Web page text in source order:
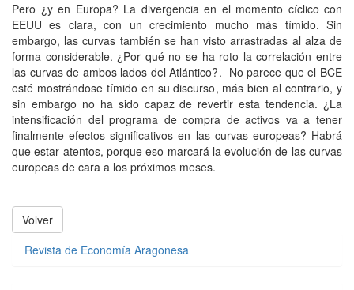
Pero ¿y en Europa? La divergencia en el momento cíclico con
EEUU es clara, con un crecimiento mucho más tímido. Sin
embargo, las curvas también se han visto arrastradas al alza de
forma considerable. ¿Por qué no se ha roto la correlación entre
las curvas de ambos lados del Atlántico?. No parece que el BCE
esté mostrándose tímido en su discurso, más bien al contrario, y
sin embargo no ha sido capaz de revertir esta tendencia. ¿La
intensificación del programa de compra de activos va a tener
finalmente efectos significativos en las curvas europeas? Habrá
que estar atentos, porque eso marcará la evolución de las curvas
europeas de cara a los próximos meses.
Volver
Revista de Economía Aragonesa